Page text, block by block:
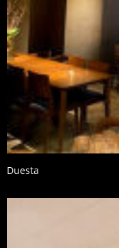
Duesta